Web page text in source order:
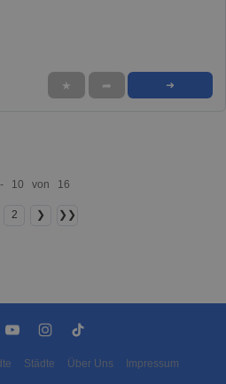
★ ➦ ➜
10 von 16
2 ❯ ❯❯
Städte Über Uns Impressum